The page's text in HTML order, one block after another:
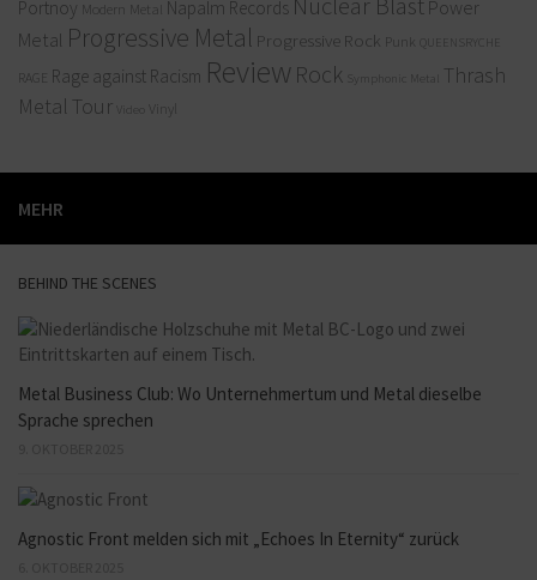
Portnoy Modern Metal Napalm Records Nuclear Blast Power
Metal Progressive Metal Progressive Rock Punk QUEENSRYCHE
RAGE Rage against Racism Review Rock Symphonic Metal
Thrash
Metal Tour Video Vinyl
MEHR
BEHIND THE SCENES
Metal Business Club: Wo Unternehmertum und Metal dieselbe
Sprache sprechen
Agnostic Front melden sich mit „Echoes In Eternity“ zurück